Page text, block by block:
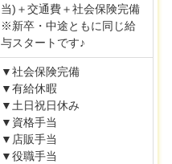
当)＋交通費＋社会保険完備
※新卒・中途ともに同じ給
与スタートです♪
▼社会保険完備
▼有給休暇
▼土日祝日休み
▼資格手当
▼店販手当
▼役職手当